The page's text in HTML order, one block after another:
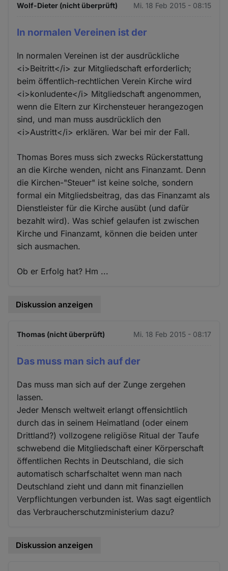
Wolf-Dieter (nicht überprüft) Mi. 18 Feb 2015 - 08:15
In normalen Vereinen ist der
In normalen Vereinen ist der ausdrückliche
<i>Beitritt</i> zur Mitgliedschaft erforderlich;
beim öffentlich-rechtlichen Verein Kirche wird
<i>konludente</i> Mitgliedschaft angenommen,
wenn die Eltern zur Kirchensteuer herangezogen
sind, und man muss ausdrücklich den
<i>Austritt</i> erklären. War bei mir der Fall.
Thomas Bores muss sich zwecks Rückerstattung
an die Kirche wenden, nicht ans Finanzamt. Denn
die Kirchen-"Steuer" ist keine solche, sondern
formal ein Mitgliedsbeitrag, das das Finanzamt als
Dienstleister für die Kirche ausübt (und dafür
bezahlt wird). Was schief gelaufen ist zwischen
Kirche und Finanzamt, können die beiden unter
sich ausmachen.
Ob er Erfolg hat? Hm ...
Diskussion anzeigen
Thomas (nicht überprüft) Mi. 18 Feb 2015 - 08:17
Das muss man sich auf der
Das muss man sich auf der Zunge zergehen
lassen.
Jeder Mensch weltweit erlangt offensichtlich
durch das in seinem Heimatland (oder einem
Drittland?) vollzogene religiöse Ritual der Taufe
schwebend die Mitgliedschaft einer Körperschaft
öffentlichen Rechts in Deutschland, die sich
automatisch scharfschaltet wenn man nach
Deutschland zieht und dann mit finanziellen
Verpflichtungen verbunden ist. Was sagt eigentlich
das Verbraucherschutzministerium dazu?
Diskussion anzeigen